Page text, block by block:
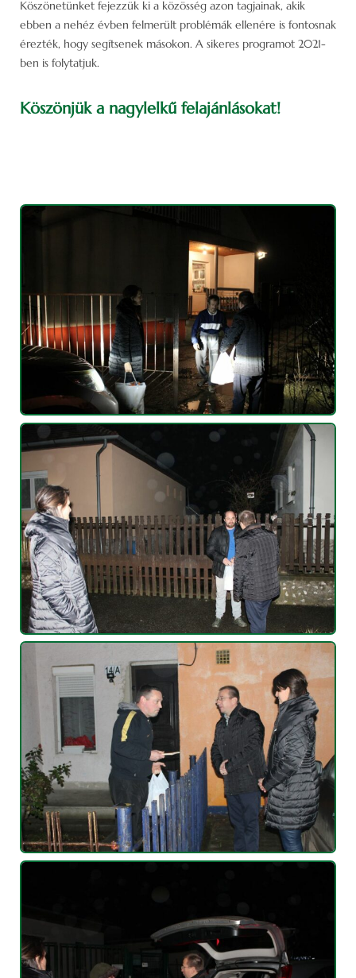
Köszönetünket fejezzük ki a közösség azon tagjainak, akik
ebben a nehéz évben felmerült problémák ellenére is fontosnak
érezték, hogy segítsenek másokon. A sikeres programot 2021-
ben is folytatjuk.
Köszönjük a nagylelkű felajánlásokat!